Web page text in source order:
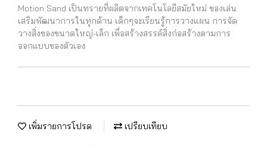
Motion Sand เป็นทรายที่ผลิตจากเทคโนโลยีสมัยใหม่ ของเล่น
เสริมพัฒนาการในทุกด้าน เด็กๆจะเรียนรู้การวางแผน การจัด
วางสิ่งของขนาดใหญ่-เล็ก เพื่อสร้างสรรค์สิ่งก่อสร้างตามการ
ออกแบบของตัวเอง
เพิ่มรายการโปรด เปรียบเทียบ